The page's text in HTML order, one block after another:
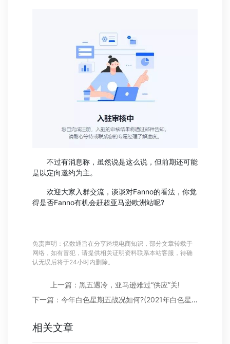
不过有消息称，虽然说是这么说，但前期还可能
是以定向邀约为主。
欢迎大家入群交流，谈谈对Fanno的看法，你觉
得是否Fanno有机会赶超亚马逊欧洲站呢?
免责声明：亿数通旨在分享跨境电商知识，部分文章转载于
网络，如有冒犯，请提供相关证明资料联系本站客服，待确
认无误后将于24小时内删除。
上一篇：黑五遇冷，亚马逊难过“供应”关!
下一篇：今年白色星期五战况如何?(2021年白色星期五销售额)
相关文章